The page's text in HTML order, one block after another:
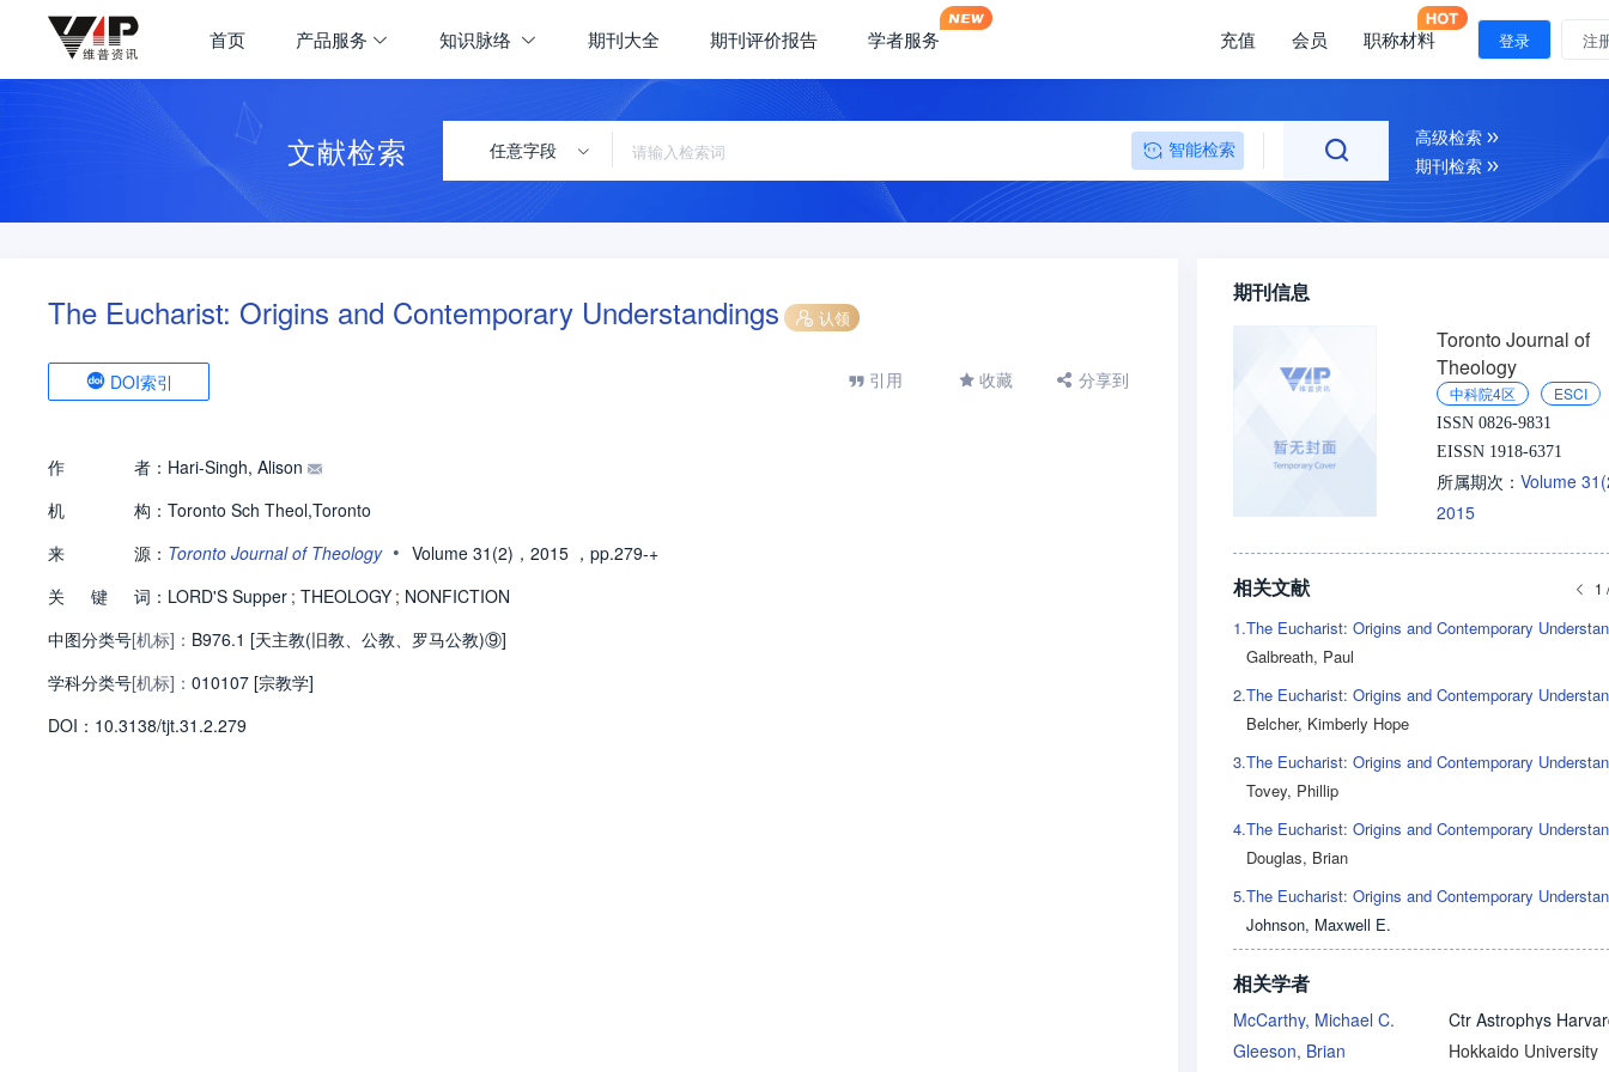
首页 产品服务 知识脉络 期刊大全 期刊评价报告 学者服务 充值 会员 职称材料 登录 注
文献检索 任意字段 智能检索
高级检索
期刊检索
The Eucharist: Origins and Contemporary Understandings 认领
DOI索引 引用 收藏 分享到
作 者： Hari-Singh, Alison
机
构： Toronto Sch Theol,Toronto
来
源： Toronto Journal of Theology • Volume 31(2)，2015 ，pp.279-+
关
键 词： LORD'S Supper ; THEOLOGY ; NONFICTION
中图分类号[机标]： B976.1 [天主教(旧教、公教、罗马公教)⑨]
学科分类号[机标]： 010107 [宗教学]
DOI： 10.3138/tjt.31.2.279
期刊信息
Toronto Journal of
Theology
中科院4区 ESCI
ISSN 0826-9831
EISSN 1918-6371
所属期次： Volume
2015
相关文献 1
1.
Galbreath, Paul
2.
Belcher, Kimberly Hope
3.
Tovey, Phillip
4.
Douglas, Brian
5.
Johnson, Maxwell E.
相关学者
McCarthy, Michael C.
Gleeson, Brian
Hokkaido University